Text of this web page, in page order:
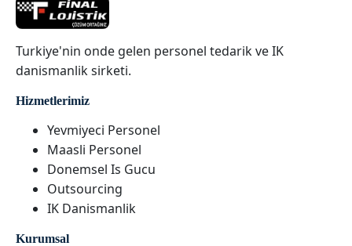
Turkiye'nin onde gelen personel tedarik ve IK
danismanlik sirketi.
Hizmetlerimiz
Yevmiyeci Personel
Maasli Personel
Donemsel Is Gucu
Outsourcing
IK Danismanlik
Kurumsal